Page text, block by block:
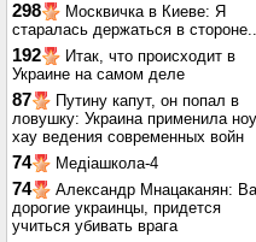
298
Москвичка в Киеве: Я
старалась держаться в
192
Итак, что происходит в
Украине на самом деле
87
Путину капут, он попал в
ловушку: Украина применила
хау ведения современных войн
74 Медіашкола-4
74
Александр Мнацаканян:
дорогие украинцы, придется
учиться убивать врага